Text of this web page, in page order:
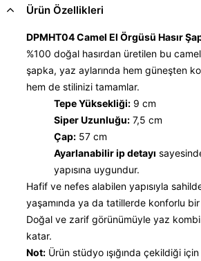
Ürün Özellikleri
DPMHT04 Camel El Örgüsü Hasır
%100 doğal hasırdan üretilen bu
şapka, yaz aylarında hem güneşten
hem de stilinizi tamamlar.
Tepe Yüksekliği: 9 cm
Siper Uzunluğu: 7,5 cm
Çap: 57 cm
Ayarlanabilir ip detayı
yapısına uygundur.
Hafif ve nefes alabilen yapısıyla
yaşamında ya da tatillerde konforlu bir
Doğal ve zarif görünümüyle yaz
katar.
Not: Ürün stüdyo ışığında çekildiği